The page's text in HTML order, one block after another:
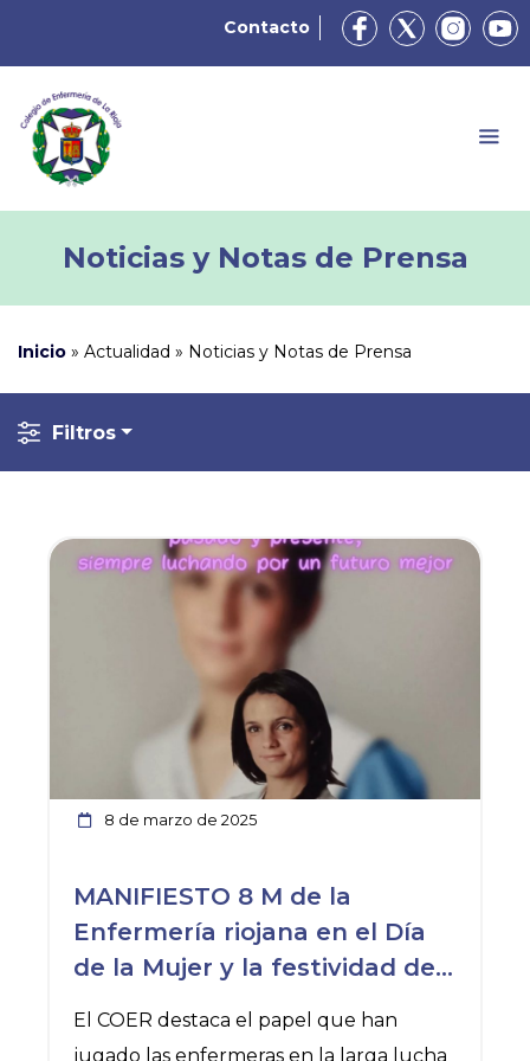
Contacto
Noticias y Notas de Prensa
Inicio » Actualidad » Noticias y Notas de Prensa
Filtros
8 de marzo de 2025
MANIFIESTO 8 M de la
Enfermería riojana en el Día
de la Mujer y la festividad del
El COER destaca el papel que han
jugado las enfermeras en la larga lucha
Ver noticia